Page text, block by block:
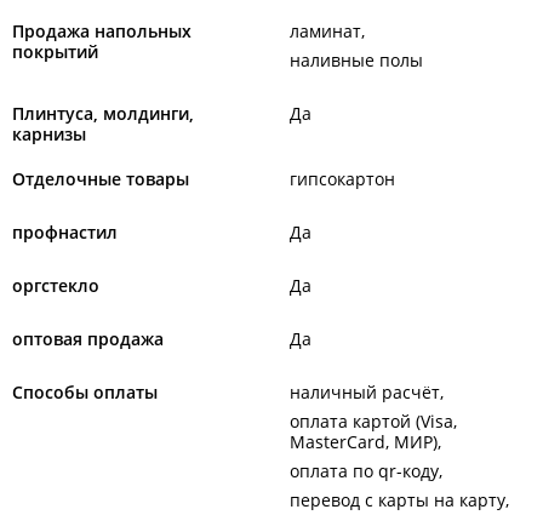
Продажа напольных
покрытий
ламинат
наливные полы
Плинтуса, молдинги,
карнизы
Да
Отделочные товары гипсокартон
профнастил Да
оргстекло Да
оптовая продажа Да
Способы оплаты
наличный расчёт
оплата картой (Visa,
MasterCard, МИР)
оплата по qr-коду
перевод с карты на карту